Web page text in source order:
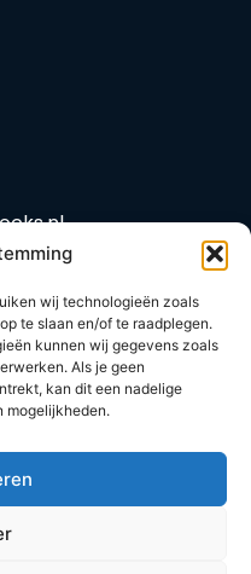
wij technologieën zoals
te slaan en/of te raadplegen.
kunnen wij gegevens zoals
Als je geen
kan dit een nadelige
mogelijkheden.